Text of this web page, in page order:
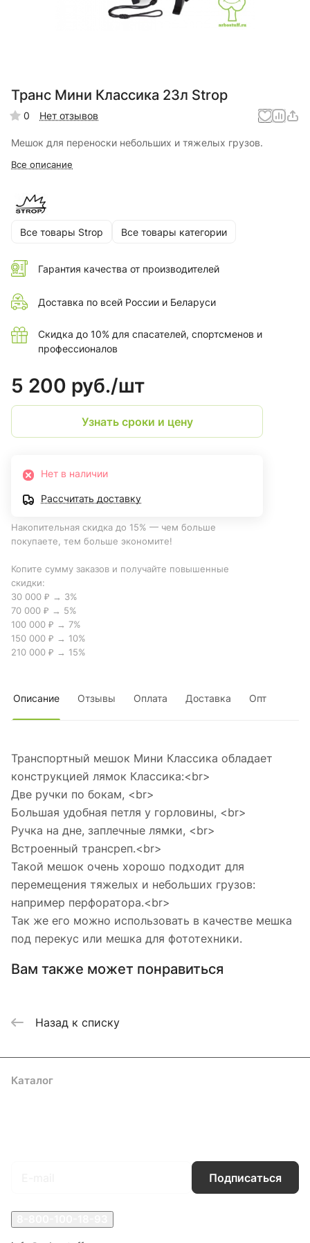
Транс Мини Классика 23л Strop
0 Нет отзывов
Мешок для переноски небольших и тяжелых грузов.
Все описание
Все товары Strop Все товары категории
Гарантия качества от производителей
Доставка по всей России и Беларуси
Скидка до 10% для спасателей, спортсменов и
профессионалов
5 200 руб./шт
Узнать сроки и цену
Нет в наличии
Рассчитать доставку
Накопительная скидка до 15% — чем больше
покупаете, тем больше экономите!
Копите сумму заказов и получайте повышенные
скидки:
30 000 ₽ → 3%
70 000 ₽ → 5%
100 000 ₽ → 7%
150 000 ₽ → 10%
210 000 ₽ → 15%
Описание Отзывы Оплата Доставка Опт
Транспортный мешок Мини Классика обладает
конструкцией лямок Классика:<br>
Две ручки по бокам, <br>
Большая удобная петля у горловины, <br>
Ручка на дне, заплечные лямки, <br>
Встроенный трансреп.<br>
Такой мешок очень хорошо подходит для
перемещения тяжелых и небольших грузов:
например перфоратора.<br>
Так же его можно использовать в качестве мешка
под перекус или мешка для фототехники.
Вам также может понравиться
Назад к списку
Каталог
Подписаться